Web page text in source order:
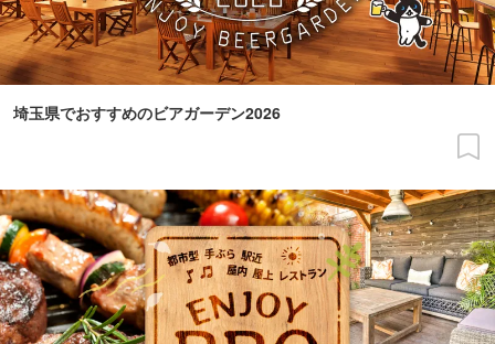
埼玉県でおすすめのビアガーデン2026